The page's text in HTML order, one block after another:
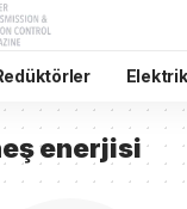
enerjisi